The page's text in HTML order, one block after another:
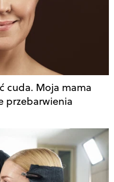
cuda. Moja mama
przebarwienia